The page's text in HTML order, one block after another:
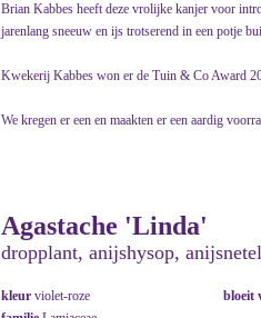
Brian Kabbes heeft deze vrolijke kanjer voor
jarenlang sneeuw en ijs trotserend in een potje
Kwekerij Kabbes won er de Tuin & Co Award
We kregen er een en maakten er een aardig
Agastache 'Linda'
dropplant, anijshysop, anijsnetel
kleur violet-roze bloeit